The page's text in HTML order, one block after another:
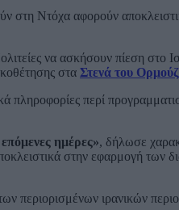
στη Ντόχα αφορούν
να ασκήσουν πίεση στο
στα Στενά του Ορμούζ
πληροφορίες περί
ημέρες», δήλωσε
στην εφαρμογή των
περιορισμένων ιρανικών